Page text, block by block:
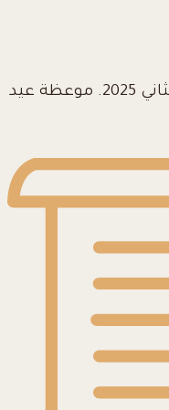
موعظة يوم الأحد 5 كانون الثاني 2025. موعظة عيد